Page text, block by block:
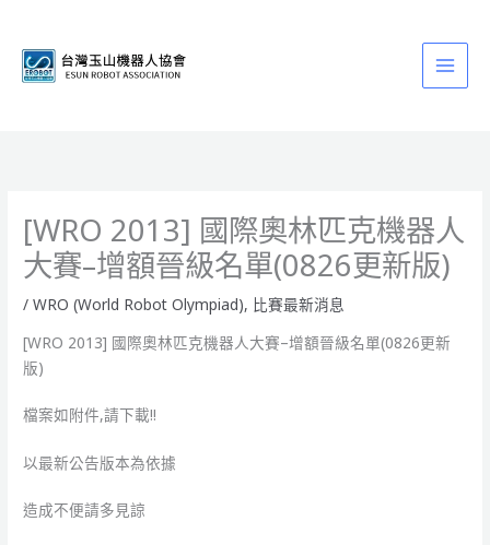
[WRO 2013] 國際奧林匹克機器人
大賽–增額晉級名單(0826更新版)
/WRO (World Robot Olympiad), 比賽最新消息
[WRO 2013] 國際奧林匹克機器人大賽–增額晉級名單(0826更新
版)
檔案如附件,請下載!!
以最新公告版本為依據
造成不便請多見諒